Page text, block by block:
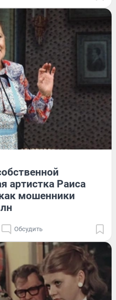
артистка Раиса
мошенники
Обсудить